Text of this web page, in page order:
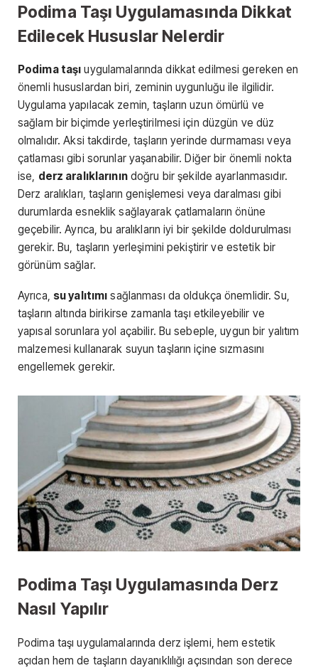
Podima Taşı Uygulamasında Dikkat
Edilecek Hususlar Nelerdir
Podima taşı uygulamalarında dikkat edilmesi gereken en
önemli hususlardan biri, zeminin uygunluğu ile ilgilidir.
Uygulama yapılacak zemin, taşların uzun ömürlü ve
sağlam bir biçimde yerleştirilmesi için düzgün ve düz
olmalıdır. Aksi takdirde, taşların yerinde durmaması veya
çatlaması gibi sorunlar yaşanabilir. Diğer bir önemli nokta
ise, derz aralıklarınındoğru bir şekilde ayarlanmasıdır.
Derz aralıkları, taşların genişlemesi veya daralması gibi
durumlarda esneklik sağlayarak çatlamaların önüne
geçebilir. Ayrıca, bu aralıkların iyi bir şekilde doldurulması
gerekir. Bu, taşların yerleşimini pekiştirir ve estetik bir
görünüm sağlar.
Ayrıca, su yalıtımı sağlanması da oldukça önemlidir. Su,
taşların altında birikirse zamanla taşı etkileyebilir ve
yapısal sorunlara yol açabilir. Bu sebeple, uygun bir yalıtım
malzemesi kullanarak suyun taşların içine sızmasını
engellemek gerekir.
Podima Taşı Uygulamasında Derz
Nasıl Yapılır
Podima taşı uygulamalarında derz işlemi, hem estetik
açıdan hem de taşların dayanıklılığı açısından son derece